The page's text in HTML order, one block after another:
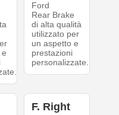
Ford
Rear Brake
di alta qualità
utilizzato per
un aspetto e
prestazioni
personalizzate.
F. Right